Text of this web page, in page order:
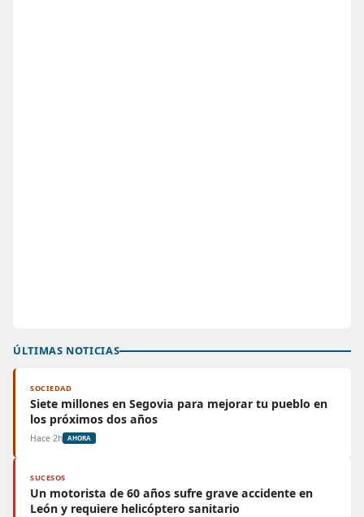
ÚLTIMAS NOTICIAS
SOCIEDAD
Siete millones en Segovia para mejorar tu pueblo en
los próximos dos años
Hace 2h AHORA
SUCESOS
Un motorista de 60 años sufre grave accidente en
León y requiere helicóptero sanitario